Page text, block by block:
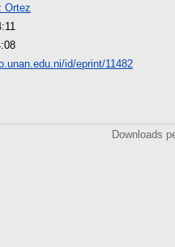
Ortez
id/eprint/11482
Downloads